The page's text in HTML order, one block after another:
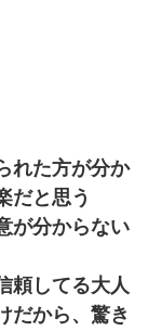
社員「え、事前連
せた結果・・・
ずるい！クレク
→ 後日、Ａ旦那が
れた方が分か
だと思う
が分からない
頼してる大人
だから、驚き